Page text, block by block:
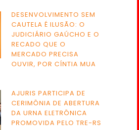
DESENVOLVIMENTO SEM
CAUTELA É ILUSÃO: O
JUDICIÁRIO GAÚCHO E O
RECADO QUE O
MERCADO PRECISA
OUVIR, POR CÍNTIA MUA
AJURIS PARTICIPA DE
CERIMÔNIA DE ABERTURA
DA URNA ELETRÔNICA
PROMOVIDA PELO TRE-RS